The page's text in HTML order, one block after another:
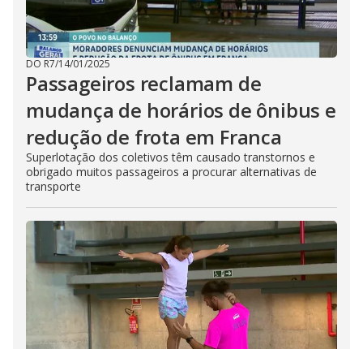
DO R7/14/01/2025
Passageiros reclamam de
mudança de horários de ônibus e
redução de frota em Franca
Superlotação dos coletivos têm causado transtornos e
obrigado muitos passageiros a procurar alternativas de
transporte